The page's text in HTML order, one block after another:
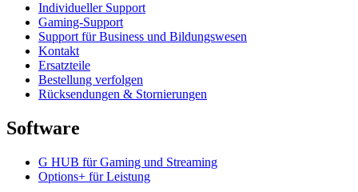
Individueller Support
Gaming-Support
Support für Business und Bildungswesen
Kontakt
Ersatzteile
Bestellung verfolgen
Rücksendungen & Stornierungen
Software
G HUB für Gaming und Streaming
Options+ für Leistung